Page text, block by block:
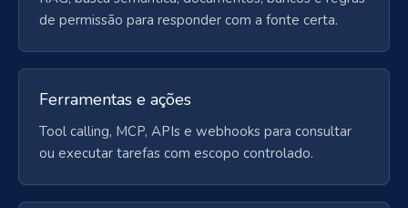
de permissão para responder com a fonte certa.
Ferramentas e ações
Tool calling, MCP, APIs e webhooks para consultar
ou executar tarefas com escopo controlado.